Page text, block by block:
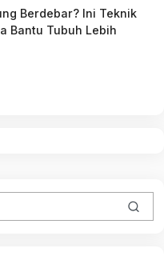
Berdebar? Ini Teknik
Bantu Tubuh Lebih